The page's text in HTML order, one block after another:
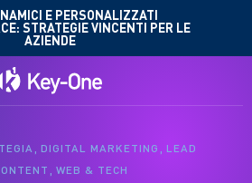
E PERSONALIZZATI
STRATEGIE VINCENTI PER LE
AZIENDE
, DIGITAL MARKETING , LEAD
, WEB & TECH